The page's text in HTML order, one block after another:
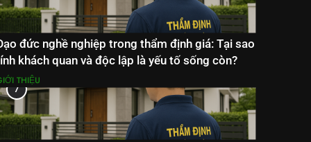
đức nghề nghiệp trong thẩm định giá: Tại sao
khách quan và độc lập là yếu tố sống còn?
THIỆU
7